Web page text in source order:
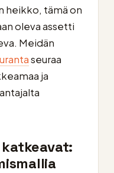
heikko, tämä on
oleva assetti
Meidän
seuraa
ja